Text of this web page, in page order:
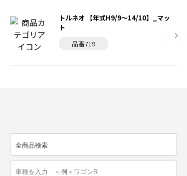
トルネオ 【年式H9/9〜14/10】_マッ
ト
品番719